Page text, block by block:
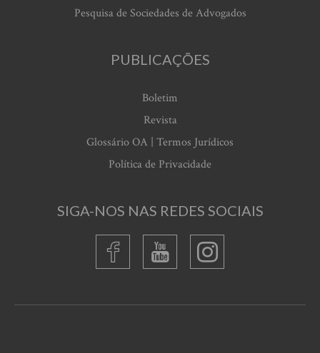
Pesquisa de Sociedades de Advogados
PUBLICAÇÕES
Boletim
Revista
Glossário OA | Termos Jurídicos
Política de Privacidade
SIGA-NOS NAS REDES SOCIAIS